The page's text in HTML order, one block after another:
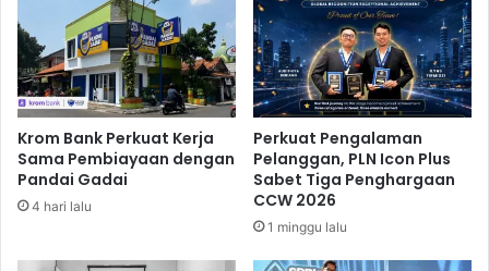
s
a
L
a
l
i
n
d
a
i
i
m
p
i
H
e
t
e
Krom Bank Perkuat Kerja
Sama Pembiayaan dengan
Pandai Gadai
4 hari lalu
Perkuat Pengalaman
Pelanggan, PLN Icon Plus
Sabet Tiga Penghargaan
CCW 2026
1 minggu lalu